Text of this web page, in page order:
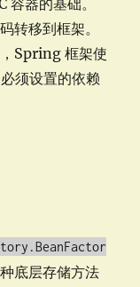
转移到框架。
Spring 框架使
须设置的依赖
底层存储方法